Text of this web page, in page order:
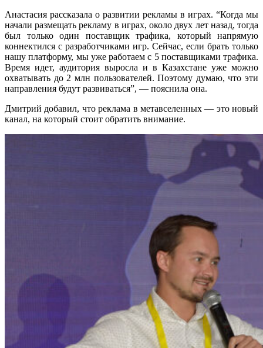
Анастасия рассказала о развитии рекламы в играх. “Когда мы
начали размещать рекламу в играх, около двух лет назад, тогда
был только один поставщик трафика, который напрямую
коннектился с разработчиками игр. Сейчас, если брать только
нашу платформу, мы уже работаем с 5 поставщиками трафика.
Время идет, аудитория выросла и в Казахстане уже можно
охватывать до 2 млн пользователей. Поэтому думаю, что эти
направления будут развиваться”, — пояснила она.
Дмитрий добавил, что реклама в метавселенных — это новый
канал, на который стоит обратить внимание.